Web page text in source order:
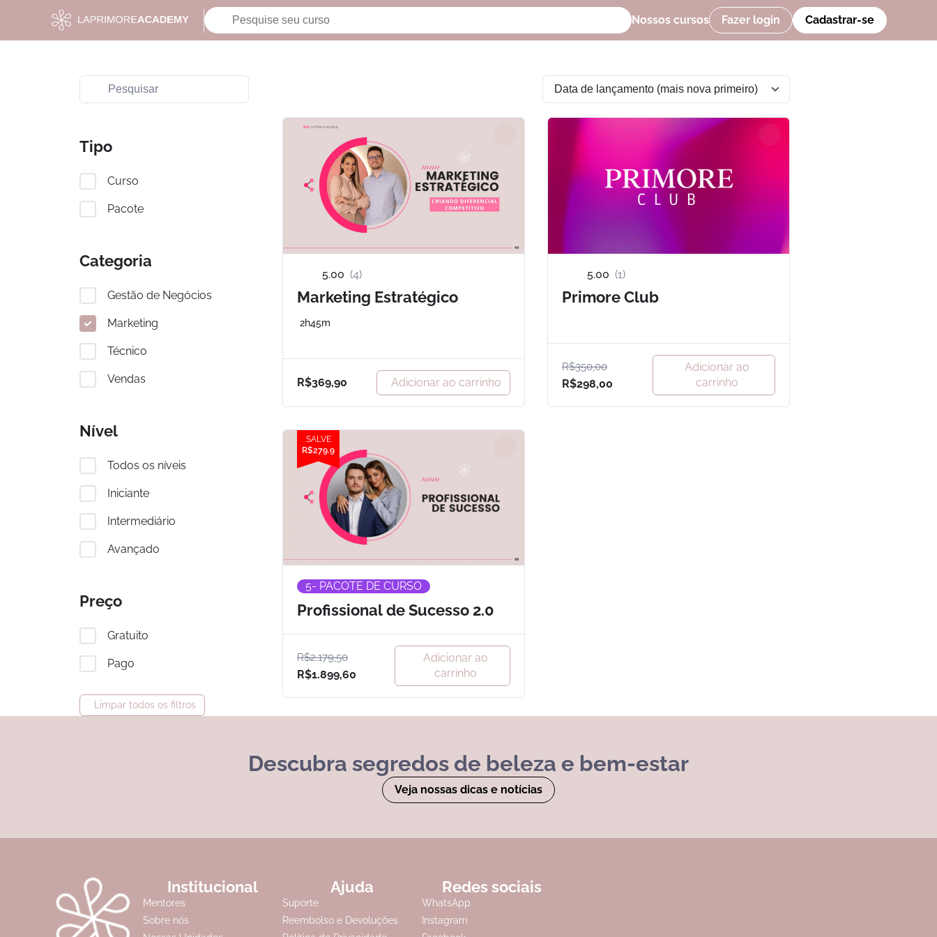
Nossos cursos Fazer login Cadastrar-se
Tipo
Curso
Pacote
Categoria
Gestão de Negócios
Marketing
Técnico
Vendas
Nível
Todos os níveis
Iniciante
Intermediário
Avançado
Preço
Gratuito
Pago
Limpar todos os filtros
5.00 (4)
Marketing Estratégico
2h45m
R$369,90 Adicionar ao carrinho
5.00 (1)
Primore Club
R$350,00
R$298,00
Adicionar ao
carrinho
SALVE
R$279.9
5- PACOTE DE CURSO
Profissional de Sucesso 2.0
R$2.179,50
R$1.899,60
Adicionar ao
carrinho
Descubra segredos de beleza e bem-estar
Veja nossas dicas e notícias
Institucional
Mentores
Sobre nós
Ajuda
Suporte
Reembolso e Devoluções
Redes sociais
WhatsApp
Instagram